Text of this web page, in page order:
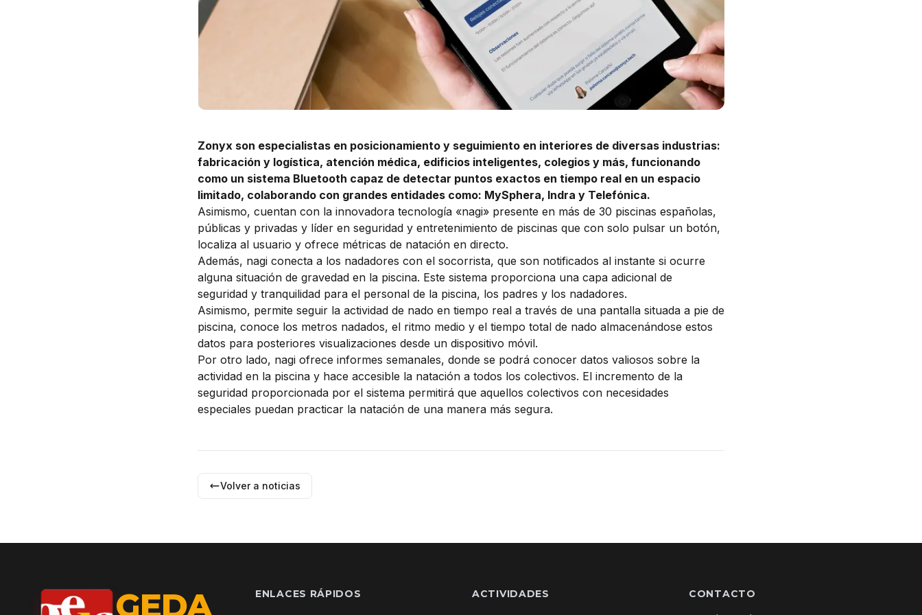
Zonyx son especialistas en posicionamiento y seguimiento en interiores de diversas industrias:
fabricación y logística, atención médica, edificios inteligentes, colegios y más, funcionando
como un sistema Bluetooth capaz de detectar puntos exactos en tiempo real en un espacio
limitado, colaborando con grandes entidades como: MySphera, Indra y Telefónica.
Asimismo, cuentan con la innovadora tecnología «nagi» presente en más de 30 piscinas españolas,
públicas y privadas y líder en seguridad y entretenimiento de piscinas que con solo pulsar un botón,
localiza al usuario y ofrece métricas de natación en directo.
Además, nagi conecta a los nadadores con el socorrista, que son notificados al instante si ocurre
alguna situación de gravedad en la piscina. Este sistema proporciona una capa adicional de
seguridad y tranquilidad para el personal de la piscina, los padres y los nadadores.
Asimismo, permite seguir la actividad de nado en tiempo real a través de una pantalla situada a pie de
piscina, conoce los metros nadados, el ritmo medio y el tiempo total de nado almacenándose estos
datos para posteriores visualizaciones desde un dispositivo móvil.
Por otro lado, nagi ofrece informes semanales, donde se podrá conocer datos valiosos sobre la
actividad en la piscina y hace accesible la natación a todos los colectivos. El incremento de la
seguridad proporcionada por el sistema permitirá que aquellos colectivos con necesidades
especiales puedan practicar la natación de una manera más segura.
Volver a noticias
GEDA ENLACES RÁPIDOS ACTIVIDADES CONTACTO